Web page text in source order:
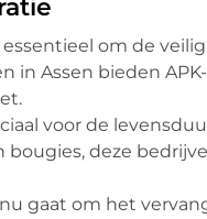
om de
in Assen bieden
voor de
deze
gaat om het